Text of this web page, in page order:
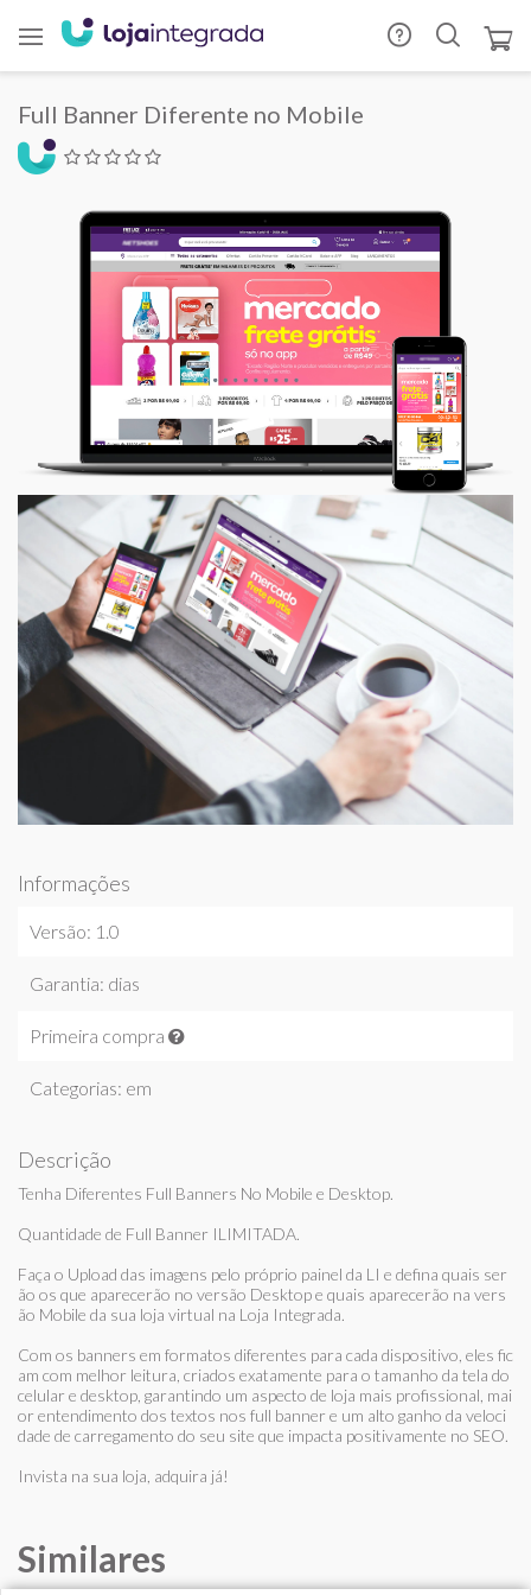
Full Banner Diferente no Mobile
Informações
Versão: 1.0
Garantia: dias
Primeira compra
Categorias: em
Descrição
Tenha Diferentes Full Banners No Mobile e Desktop.
Quantidade de Full Banner ILIMITADA.
Faça o Upload das imagens pelo próprio painel da LI e defina quais ser
ão os que aparecerão no versão Desktop e quais aparecerão na vers
ão Mobile da sua loja virtual na Loja Integrada.
Com os banners em formatos diferentes para cada dispositivo, eles fic
am com melhor leitura, criados exatamente para o tamanho da tela do
celular e desktop, garantindo um aspecto de loja mais profissional, mai
or entendimento dos textos nos full banner e um alto ganho da veloci
dade de carregamento do seu site que impacta positivamente no SEO.
Invista na sua loja, adquira já!
Similares